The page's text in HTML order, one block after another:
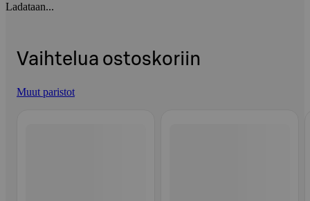
Ladataan...
Vaihtelua ostoskoriin
Muut paristot